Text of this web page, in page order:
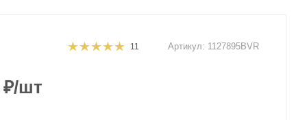
11 Артикул: 1127895BVR
/шт